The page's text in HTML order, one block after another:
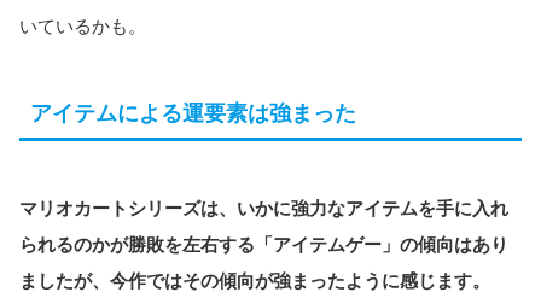
いているかも。
アイテムによる運要素は強まった
マリオカートシリーズは、いかに強力なアイテムを手に入れ
られるのかが勝敗を左右する「アイテムゲー」の傾向はあり
ましたが、今作ではその傾向が強まったように感じます。